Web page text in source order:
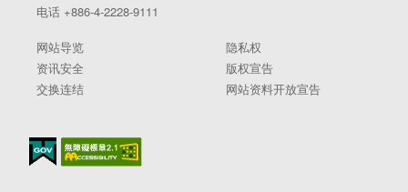
电话 +886-4-2228-9111
网站导览
隐私权
资讯安全
版权宣告
交换连结
网站资料开放宣告